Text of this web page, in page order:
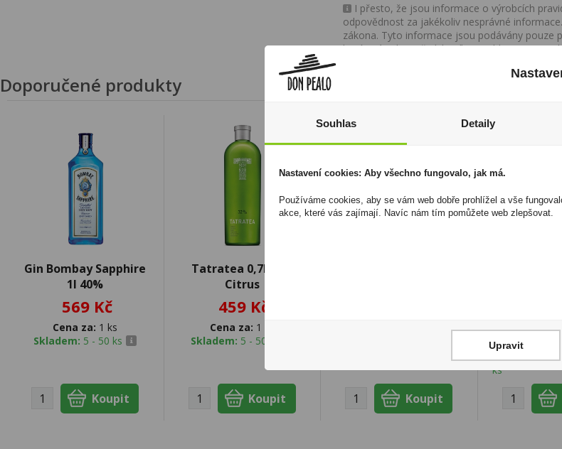
I přesto, že jsou informace o výrobcích
odpovědnost za jakékoliv nesprávné
zákona. Tyto informace jsou podávány
kopírovány bez předchozího souhlasu
Doporučené produkty
Gin Bombay Sapphire
1l 40%
569 Kč
Cena za: 1 ks
Skladem: 5 - 50 ks
Tatratea 0,7l 32%
Citrus
459 Kč
Cena za: 1 ks
Skladem: 5 - 50 ks
ks
Souhlas Detaily
Nastavení cookies: Aby všechno fungovalo, jak má.
Používáme cookies, aby se vám web dobře prohlížel a vše
akce, které vás zajímají. Navíc nám tím pomůžete web zlepšovat.
Upravit